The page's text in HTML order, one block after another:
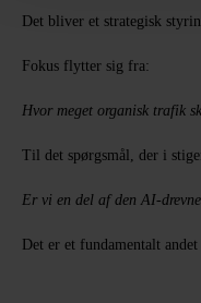
Det bliver et strategisk
Fokus flytter sig fra:
Hvor meget organisk trafik
Til det spørgsmål, der i
Er vi en del af den AI-
Det er et fundamentalt